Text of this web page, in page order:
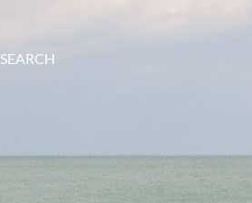
SEARCH